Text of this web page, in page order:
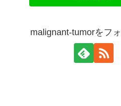
malignant-tumorをフ